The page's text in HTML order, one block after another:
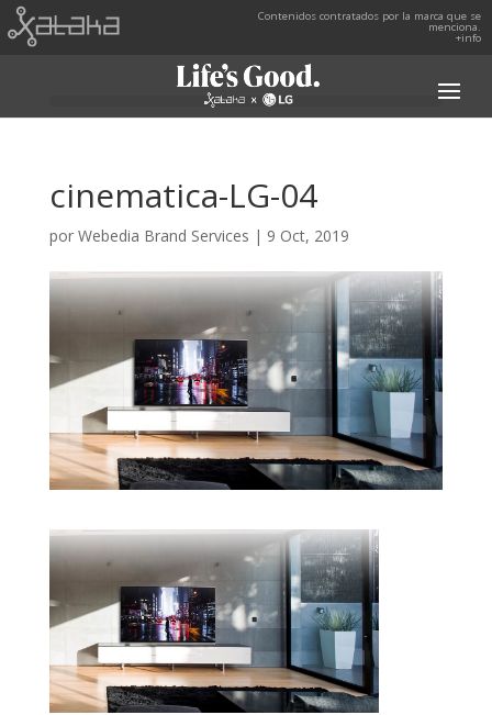
Contenidos contratados por la marca que se
menciona.
+info
cinematica-LG-04
por Webedia Brand Services | 9 Oct, 2019